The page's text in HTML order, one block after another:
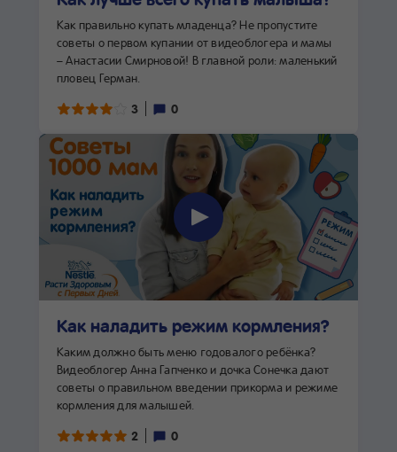
Как правильно купать младенца? Не пропустите
советы о первом купании от видеоблогера и мамы
– Анастасии Смирновой! В главной роли: маленький
пловец Герман.
3 0
Как наладить режим кормления?
Каким должно быть меню годовалого ребёнка?
Видеоблогер Анна Гапченко и дочка Сонечка дают
советы о правильном введении прикорма и режиме
кормления для малышей.
2 0